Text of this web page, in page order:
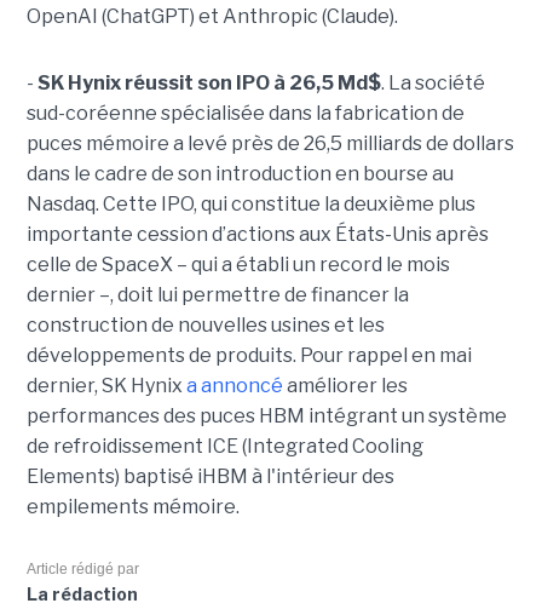
OpenAI (ChatGPT) et Anthropic (Claude).
- SK Hynix réussit son IPO à 26,5 Md$. La société
sud-coréenne spécialisée dans la fabrication de
puces mémoire a levé près de 26,5 milliards de dollars
dans le cadre de son introduction en bourse au
Nasdaq. Cette IPO, qui constitue la deuxième plus
importante cession d’actions aux États-Unis après
celle de SpaceX – qui a établi un record le mois
dernier –, doit lui permettre de financer la
construction de nouvelles usines et les
développements de produits. Pour rappel en mai
dernier, SK Hynix a annoncé améliorer les
performances des puces HBM intégrant un système
de refroidissement ICE (Integrated Cooling
Elements) baptisé iHBM à l'intérieur des
empilements mémoire.
Article rédigé par
La rédaction